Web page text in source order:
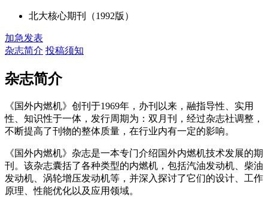
北大核心期刊（1992版）
加急发表
杂志简介 投稿须知
杂志简介
《国外内燃机》创刊于1969年，办刊以来，融指导性、实用
性、知识性于一体，发行周期为：双月刊，经过杂志社调整，
不断提高了刊物的整体质量，在行业内有一定的影响。
《国外内燃机》杂志是一本专门介绍国外内燃机技术发展的期
刊。该杂志囊括了各种类型的内燃机，包括汽油发动机、柴油
发动机、涡轮增压发动机等，并深入探讨了它们的设计、工作
原理、性能优化以及应用领域。